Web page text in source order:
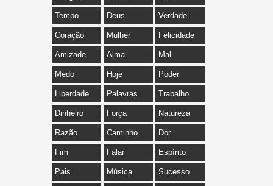
Tempo Deus Verdade
Coração Mulher Felicidade
Amizade Alma Mal
Medo Hoje Poder
Liberdade Palavras Trabalho
Dinheiro Força Natureza
Razão Caminho Dor
Fim Falar Espírito
Pais Música Sucesso